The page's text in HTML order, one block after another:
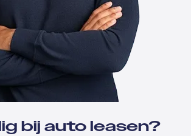
bij auto leasen?